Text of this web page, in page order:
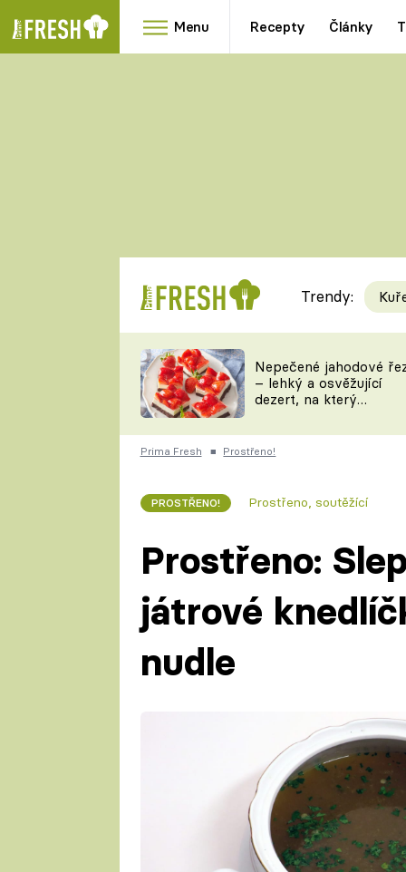
Menu Recepty Články
RYCHLOVKY
TEĎ VAŘÍ ŠÉF!
ČESKO NA TALÍŘI
KUCHAŘKA
Trendy:
Nepečené jahodové
– lehký a osvěžující
dezert, na který
Prima Fresh ■ Prostřeno!
PROSTŘENO! Prostřeno, soutěžící
Prostřeno:
játrové
nudle